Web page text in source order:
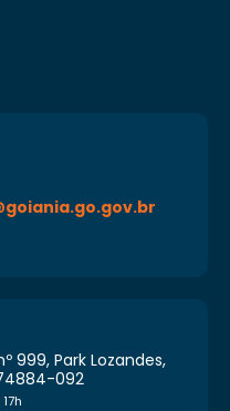
999, Park Lozandes,
092